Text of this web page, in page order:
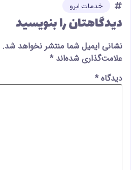
خدمات ابرو
دیدگاهتان را بنویسید
نشانی ایمیل شما منتشر نخواهد شد.
علامت‌گذاری شده‌اند*
دیدگاه*